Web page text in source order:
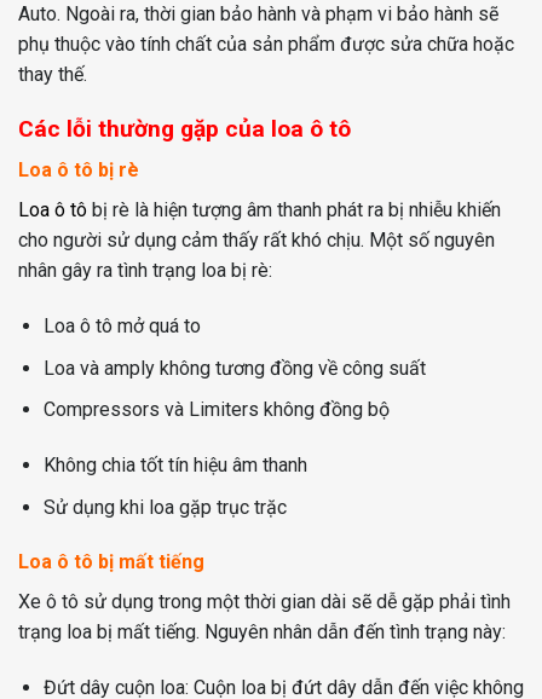
Auto. Ngoài ra, thời gian bảo hành và phạm vi bảo hành sẽ
phụ thuộc vào tính chất của sản phẩm được sửa chữa hoặc
thay thế.
Các lỗi thường gặp của loa ô tô
Loa ô tô bị rè
Loa ô tô bị rè là hiện tượng âm thanh phát ra bị nhiễu khiến
cho người sử dụng cảm thấy rất khó chịu. Một số nguyên
nhân gây ra tình trạng loa bị rè:
Loa ô tô mở quá to
Loa và amply không tương đồng về công suất
Compressors và Limiters không đồng bộ
Không chia tốt tín hiệu âm thanh
Sử dụng khi loa gặp trục trặc
Loa ô tô bị mất tiếng
Xe ô tô sử dụng trong một thời gian dài sẽ dễ gặp phải tình
trạng loa bị mất tiếng. Nguyên nhân dẫn đến tình trạng này:
Đứt dây cuộn loa: Cuộn loa bị đứt dây dẫn đến việc không